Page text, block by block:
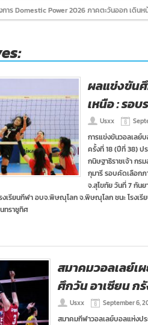
การ Domestic Power 2026 ภาคตะวันออก เดิน
ผลแข่งขันศึ
เหนือ : รอบ
Usxx
การแข่งขันวอลเลย์
ครั้งที่ 18 (ปีที่ 38) ป
กนิษฐาธิราชเจ้า กร
กุมารี รอบคัดเลือก
จ.สุโขทัย วันที่ 7 กัน
งเรียนกีฬา อบจ.พิษณุโลก จ.พิษณุโลก ชนะ โรงเ
ทราชูทิศ
สมาคมวอลเลย์เ
ศึกวัน อาเซียน ก
Usxx September 6,
สมาคมกีฬาวอลเลย์บอลแห่งป